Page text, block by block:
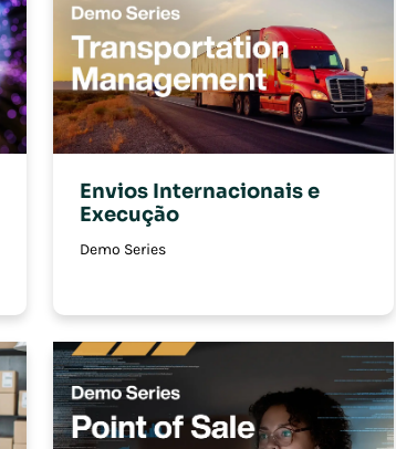
Envios Internacionais e
Execução
Demo Series